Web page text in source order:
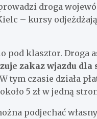
droga
– kursy
pod klasztor. Droga
zakaz wjazdu dla
tym czasie działa
5 zł w jedną
podjechać